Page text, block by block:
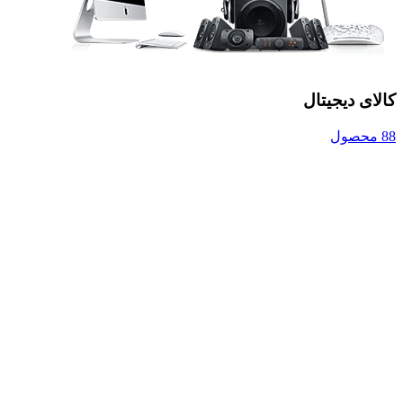
کالای دیجیتال
88 محصول